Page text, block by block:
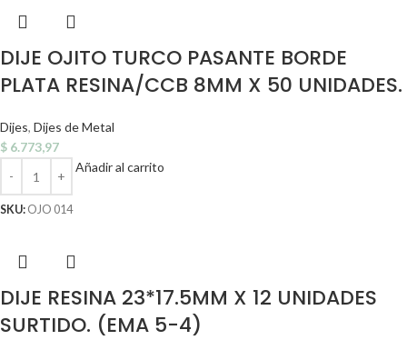
DIJE OJITO TURCO PASANTE BORDE
PLATA RESINA/CCB 8MM X 50 UNIDADES.
Dijes, Dijes de Metal
$ 6.773,97
Añadir al carrito
SKU: OJO 014
DIJE RESINA 23*17.5MM X 12 UNIDADES
SURTIDO. (EMA 5-4)